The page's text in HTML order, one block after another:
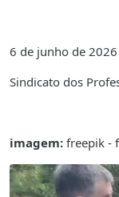
6 de junho de 2026
Sindicato dos
imagem: freepik -